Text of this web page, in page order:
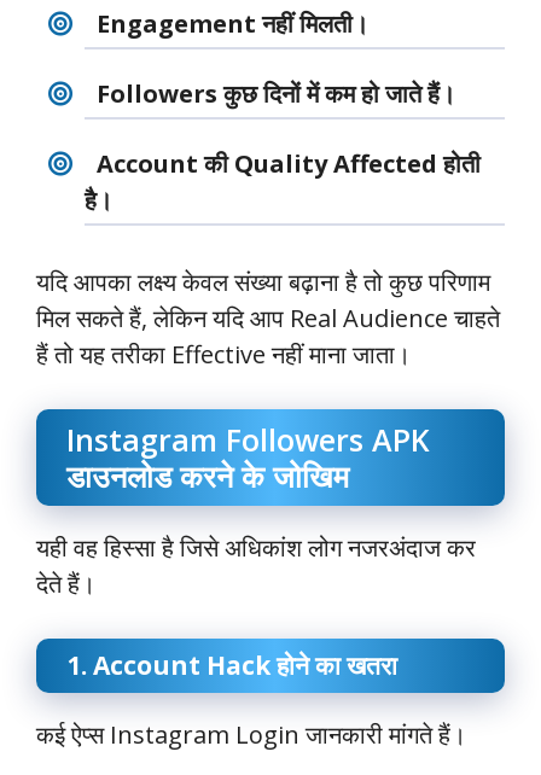
Engagement नहीं मिलती।
Followers कुछ दिनों में कम हो जाते हैं।
Account की Quality Affected होती
है।
यदि आपका लक्ष्य केवल संख्या बढ़ाना है तो कुछ परिणाम
मिल सकते हैं, लेकिन यदि आप Real Audience चाहते
हैं तो यह तरीका Effective नहीं माना जाता।
Instagram Followers APK
डाउनलोड करने के जोखिम
यही वह हिस्सा है जिसे अधिकांश लोग नजरअंदाज कर
देते हैं।
1. Account Hack होने का खतरा
कई ऐप्स Instagram Login जानकारी मांगते हैं।